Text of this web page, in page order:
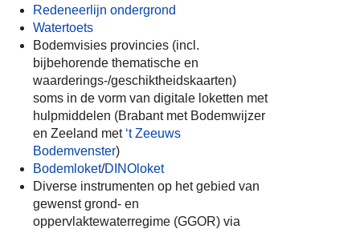
Redeneerlijn ondergrond
Watertoets
Bodemvisies provincies (incl.
bijbehorende thematische en
waarderings-/geschiktheidskaarten)
soms in de vorm van digitale loketten met
hulpmiddelen (Brabant met Bodemwijzer
en Zeeland met ‘t Zeeuws
Bodemvenster)
Bodemloket/DINOloket
Diverse instrumenten op het gebied van
gewenst grond- en
oppervlaktewaterregime (GGOR) via